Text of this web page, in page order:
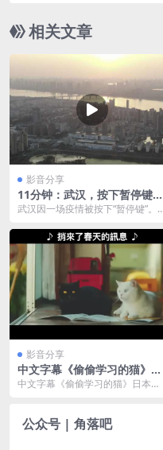
相关文章
影音分享
11分钟：武汉，按下暂停键后
的30天
武汉因一场疫情被按下“暂停键”。3
一名又一名英雄...
影音分享
中文字幕《偷偷学习的猫》日
本催泪猫咪广告
中文字幕《偷偷学习的猫》日本催
公众号 | 角落吧